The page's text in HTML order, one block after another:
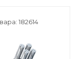
182614